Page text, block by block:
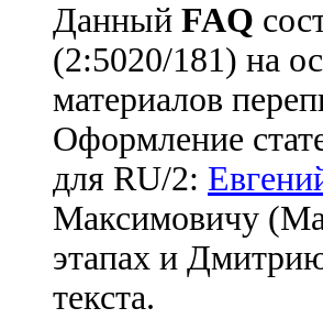
Данный FAQ
(2:5020/181) на
материалов
Оформление
для RU/2:
Максимовичу
этапах и
текста.